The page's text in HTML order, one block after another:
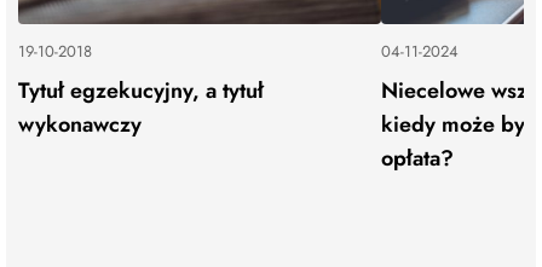
19-10-2018
Tytuł egzekucyjny, a tytuł
wykonawczy
04-11-2024
Niecelowe
kiedy może być
opłata?